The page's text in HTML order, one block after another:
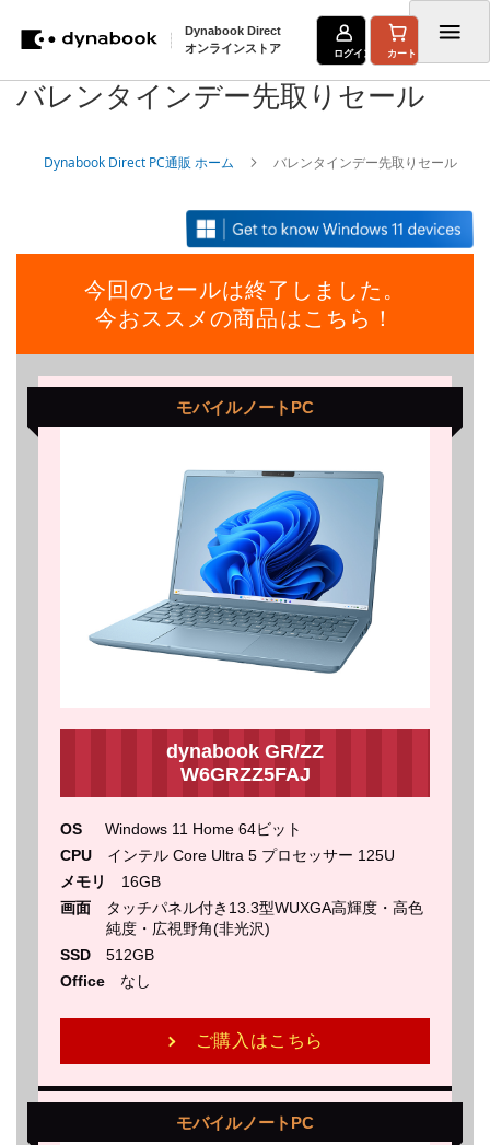
Dynabook Direct
オンラインストア
ログイン カート
バレンタインデー先取りセール
Dynabook Direct PC通販 ホーム バレンタインデー先取りセール
今回のセールは終了しました。
今おススメの商品はこちら！
モバイルノートPC
dynabook GR/ZZ
W6GRZZ5FAJ
OS
Windows 11 Home 64ビット
CPU
インテル Core Ultra 5 プロセッサー 125U
メモリ
16GB
画面
タッチパネル付き13.3型WUXGA高輝度・高色
純度・広視野角(非光沢)
SSD
512GB
Office
なし
ご購入はこちら
モバイルノートPC